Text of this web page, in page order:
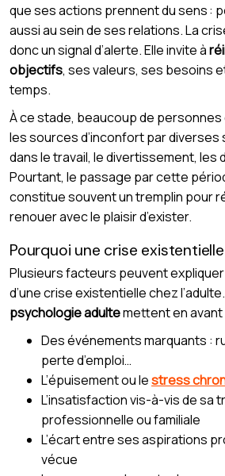
que ses actions prennent du sens :
aussi au sein de ses relations. La
donc un signal d’alerte. Elle invite à
objectifs, ses valeurs, ses besoins
temps.
À ce stade, beaucoup de
les sources d’inconfort par
dans le travail, le divertissement, les
Pourtant, le passage par cette
constitue souvent un tremplin pour
renouer avec le plaisir d’exister.
Pourquoi une crise
Plusieurs facteurs peuvent
d’une crise existentielle chez
psychologie adultemettent en avant
Des événements marquants :
perte d’emploi…
L’épuisement ou lestress
L’insatisfaction vis-à-vis de sa
professionnelle ou familiale
L’écart entre ses aspirations
vécue